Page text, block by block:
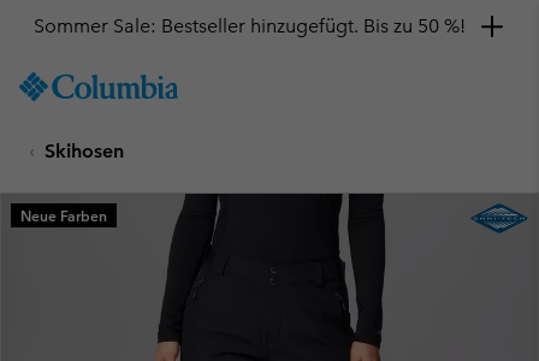
TO
SKIP
MAIN
NAV
Sommer Sale: Bestseller hinzugefügt. Bis zu 50 %!
Skihosen
Neue Farben